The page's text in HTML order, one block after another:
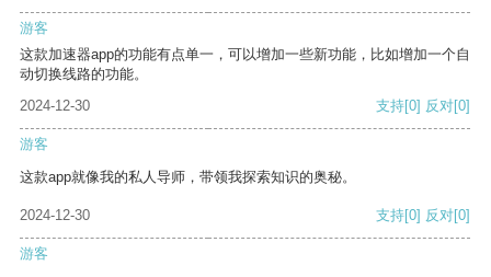
游客
这款加速器app的功能有点单一，可以增加一些新功能，比如增加一个自
动切换线路的功能。
2024-12-30
支持[0] 反对[0]
游客
这款app就像我的私人导师，带领我探索知识的奥秘。
2024-12-30 支持[0] 反对[0]
游客